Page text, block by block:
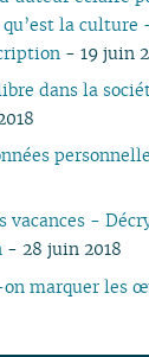
qu’est la
- 19 juin
dans la
vacances -
- 28 juin 2018
marquer les